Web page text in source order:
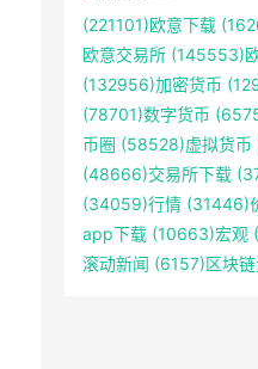
(221101)欧意下载
欧意交易所 (145553)
(132956)加密货币
(78701)数字货币
币圈 (58528)虚拟货币
(48666)交易所下载
(34059)行情 (31446)
app下载 (10663)宏观
滚动新闻 (6157)区块